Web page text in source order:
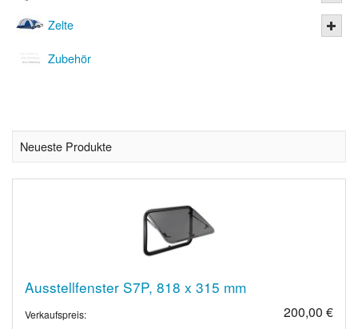
Zelte
Zubehör
Neueste Produkte
Ausstellfenster S7P, 818 x 315 mm
Verkaufspreis: 200,00 €